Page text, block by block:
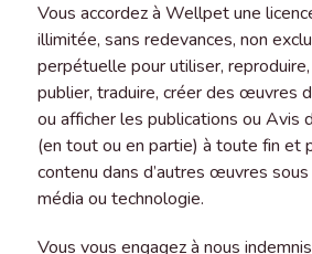
Vous accordez à Wellpet une
illimitée, sans redevances, non
perpétuelle pour utiliser,
publier, traduire, créer des œuvres
ou afficher les publications ou Avis
(en tout ou en partie) à toute fin et
contenu dans d’autres œuvres
média ou technologie.
Vous vous engagez à nous